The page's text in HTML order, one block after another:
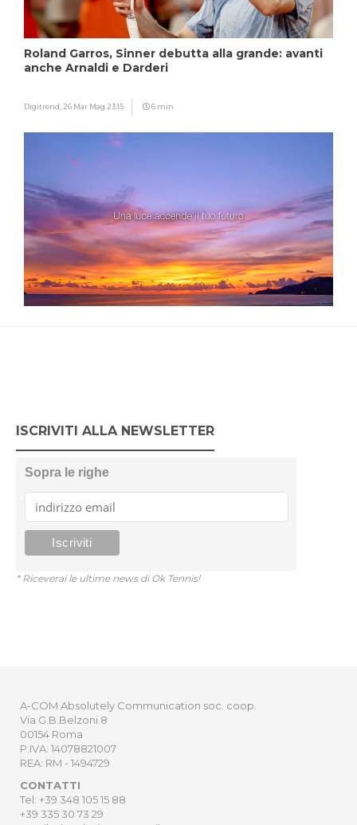
Roland Garros, Sinner debutta alla grande: avanti
anche Arnaldi e Darderi
Digitrend, 26 Mar Mag 23:15 6 min
ISCRIVITI ALLA NEWSLETTER
Sopra le righe
* Riceverai le ultime news di Ok Tennis!
A-COM Absolutely Communication soc. coop.
Via G.B.Belzoni 8
00154 Roma
P.IVA: 14078821007
REA: RM - 1494729
CONTATTI
Tel: +39 348 105 15 88
+39 335 30 73 29